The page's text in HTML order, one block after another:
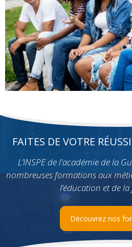
FAITES DE VOTRE
L’INSPE de l'académie de la
nombreuses formations aux
l’éducation et de
Découvrez nos